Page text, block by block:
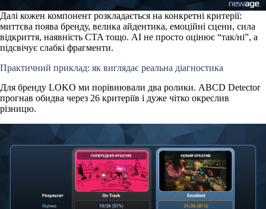
Далі кожен компонент розкладається на конкретні критерії:
миттєва поява бренду, велика айдентика, емоційні сцени, сила
відкриття, наявність CTA тощо. AI не просто оцінює “так/ні”, а
підсвічує слабкі фрагменти.
Практичний приклад: як виглядає реальна діагностика
Для бренду LOKO ми порівнювали два ролики. ABCD Detector
прогнав обидва через 26 критеріїв і дуже чітко окреслив
різницю.